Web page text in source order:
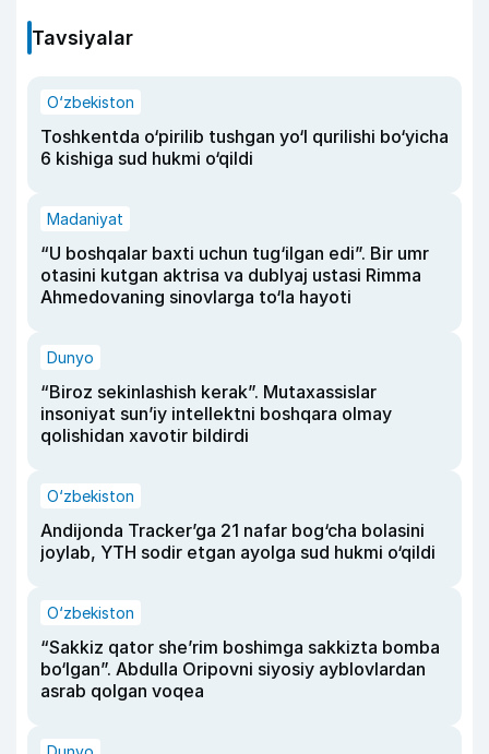
Tavsiyalar
O‘zbekiston
Toshkentda o‘pirilib tushgan yo‘l qurilishi bo‘yicha
6 kishiga sud hukmi o‘qildi
Madaniyat
“U boshqalar baxti uchun tug‘ilgan edi”. Bir umr
otasini kutgan aktrisa va dublyaj ustasi Rimma
Ahmedovaning sinovlarga to‘la hayoti
Dunyo
“Biroz sekinlashish kerak”. Mutaxassislar
insoniyat sun’iy intellektni boshqara olmay
qolishidan xavotir bildirdi
O‘zbekiston
Andijonda Tracker’ga 21 nafar bog‘cha bolasini
joylab, YTH sodir etgan ayolga sud hukmi o‘qildi
O‘zbekiston
“Sakkiz qator she’rim boshimga sakkizta bomba
bo‘lgan”. Abdulla Oripovni siyosiy ayblovlardan
asrab qolgan voqea